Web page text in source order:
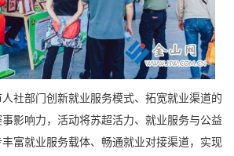
社部门创新就业服务模式、拓宽就业渠道的
影响力，活动将苏超活力、就业服务与公益
富就业服务载体、畅通就业对接渠道，实现